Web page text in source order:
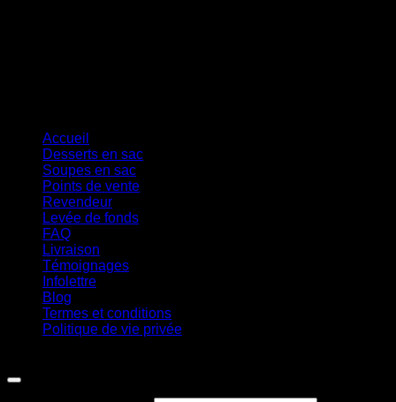
Accueil
Desserts en sac
Soupes en sac
Points de vente
Revendeur
Levée de fonds
FAQ
Livraison
Témoignages
Infolettre
Blog
Termes et conditions
Politique de vie privée